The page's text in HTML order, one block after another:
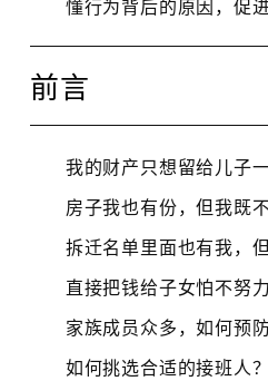
懂行为背后的原因，促
前言
我的财产只想留给儿子
房子我也有份，但我既
拆迁名单里面也有我，
直接把钱给子女怕不努
家族成员众多，如何预
如何挑选合适的接班人